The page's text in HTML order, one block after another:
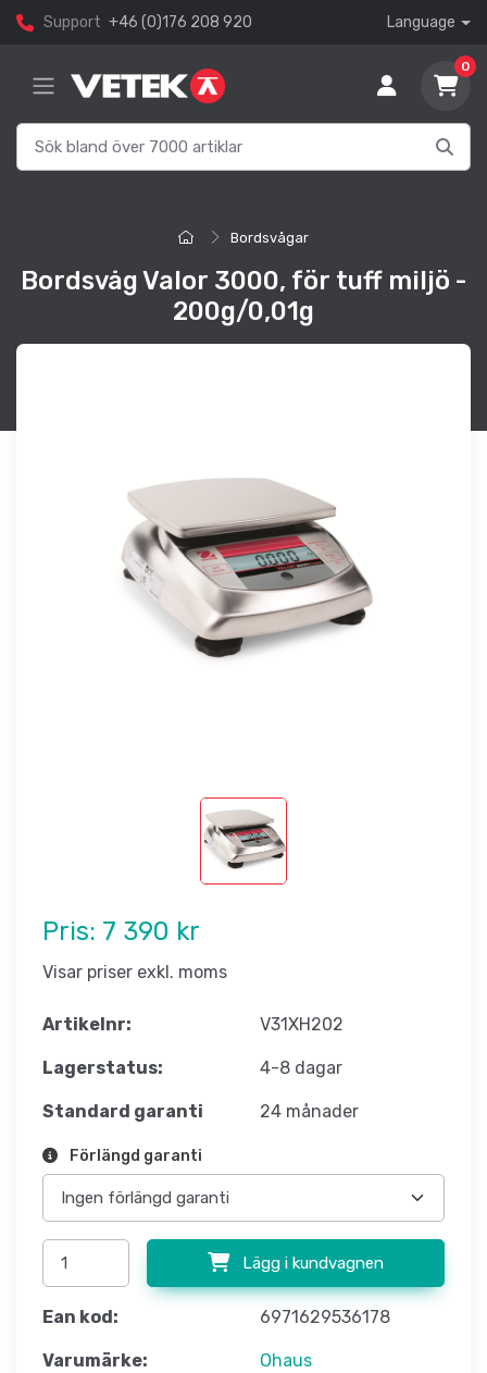
Support +46 (0)176 208 920 Language
0
Bordsvågar
Bordsvåg Valor 3000, för tuff miljö -
200g/0,01g
Pris: 7 390 kr
Visar priser exkl. moms
Artikelnr: V31XH202
Lagerstatus: 4-8 dagar
Standard garanti 24 månader
Förlängd garanti
Lägg i kundvagnen
Ean kod: 6971629536178
Varumärke: Ohaus